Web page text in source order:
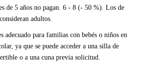
de 5 años no pagan. 6 - 8 (- 50 %). Los de
adultos.
adecuado para familias con bebés o niños en
ya que se puede acceder a una silla de
o a una cuna previa solicitud.